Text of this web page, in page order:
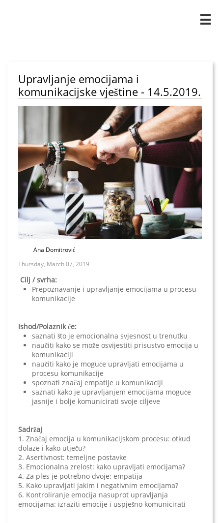

Upravljanje emocijama i
komunikacijske vještine - 14.5.2019.
Ana Domitrović
Thursday, March 07, 2019
Cilj / svrha:
Prepoznavanje i upravljanje emocijama u procesu
komunikacije
Ishod/Polaznik će:
saznati što je emocionalna svjesnost u trenutku
naučiti kako se može osvijestiti prisustvo emocija u
komunikaciji
naučiti kako je moguće upravljati emocijama u
procesu komunikacije
spoznati značaj empatije u komunikaciji
saznati kako je upravljanjem emocijama moguće
jasnije i bolje komunicirati svoje ciljeve
Sadržaj
1. Značaj emocija u komunikacijskom procesu: otkud
dolaze i kako utječu?
2. Asertivnost: temeljne postavke
3. Emocionalna zrelost: kako upravljati emocijama?
4. Za ples je potrebno dvoje: empatija
5. Kako upravljati jakim i negativnim emocijama?
6. Kontroliranje emocija nasuprot upravljanja
emocijama: izraziti emocije i uspješno komunicirati